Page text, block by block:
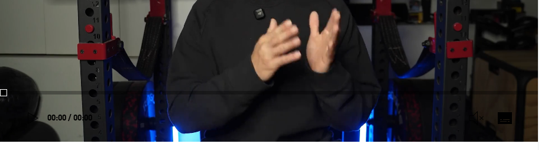
00:00 / 00:00